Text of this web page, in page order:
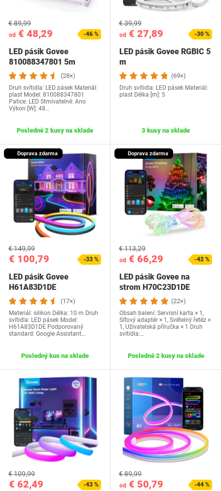
od € 48,29
€ 89,99
-46 %
LED pásik Govee
810088347801 5m
(28×)
Druh svítidla: LED pásek Materiál:
plast Model: 810088347801
Patice: LED Stmívatelné: Ano
Výkon [W]: 48…
Posledné 2 kusy na sklade
od € 27,89
€ 39,99
-30 %
LED pásik Govee RGBIC 5
m
(69×)
Druh svítidla: LED pásek Materiál:
plast Délka [m]: 5
3 kusy na sklade
Doprava zdarma
€ 100,79
€ 149,99
-33 %
LED pásik Govee
H61A83D1DE
(17×)
Materiál: silikon Délka: 10 m Druh
svítidla: LED pásek Model:
H61A83D1DE Podporovaný
standard: Google Assistant…
Posledný kus na sklade
Doprava zdarma
od € 66,29
€ 113,29
-42 %
LED pásik Govee na
strom H70C23D1DE
(22×)
Obsah balení: ‎Servisní karta × 1,
Síťový adaptér × 1, Světelný řetěz ×
1, Uživatelská příručka × 1 Druh
svítidla:…
Posledné 2 kusy na sklade
€ 62,49
€ 109,99
-43 % od € 50,79
€ 89,99
-44 %